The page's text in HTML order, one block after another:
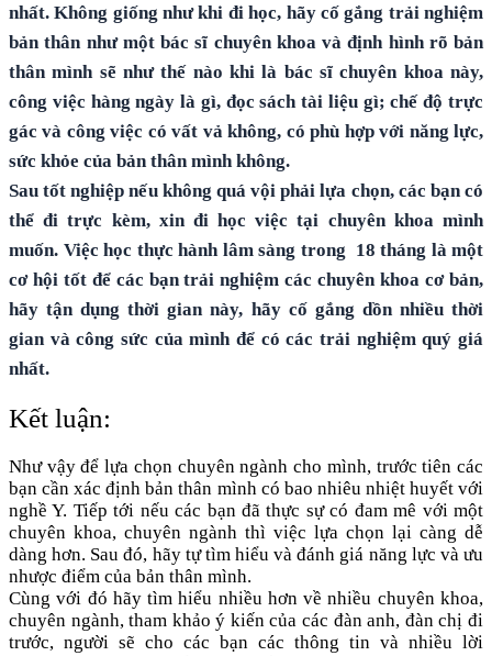
nhất. Không giống như khi đi học, hãy cố gắng trải nghiệm
bản thân như một bác sĩ chuyên khoa và định hình rõ bản
thân mình sẽ như thế nào khi là bác sĩ chuyên khoa này,
công việc hàng ngày là gì, đọc sách tài liệu gì; chế độ trực
gác và công việc có vất vả không, có phù hợp với năng lực,
sức khỏe của bản thân mình không.
Sau tốt nghiệp nếu không quá vội phải lựa chọn, các bạn có
thể đi trực kèm, xin đi học việc tại chuyên khoa mình
muốn. Việc học thực hành lâm sàng trong 18 tháng là một
cơ hội tốt để các bạn trải nghiệm các chuyên khoa cơ bản,
hãy tận dụng thời gian này, hãy cố gắng dồn nhiều thời
gian và công sức của mình để có các trải nghiệm quý giá
nhất.
Kết luận:
Như vậy để lựa chọn chuyên ngành cho mình, trước tiên các
bạn cần xác định bản thân mình có bao nhiêu nhiệt huyết với
nghề Y. Tiếp tới nếu các bạn đã thực sự có đam mê với một
chuyên khoa, chuyên ngành thì việc lựa chọn lại càng dễ
dàng hơn. Sau đó, hãy tự tìm hiểu và đánh giá năng lực và ưu
nhược điểm của bản thân mình.
Cùng với đó hãy tìm hiểu nhiều hơn về nhiều chuyên khoa,
chuyên ngành, tham khảo ý kiến của các đàn anh, đàn chị đi
trước, người sẽ cho các bạn các thông tin và nhiều lời